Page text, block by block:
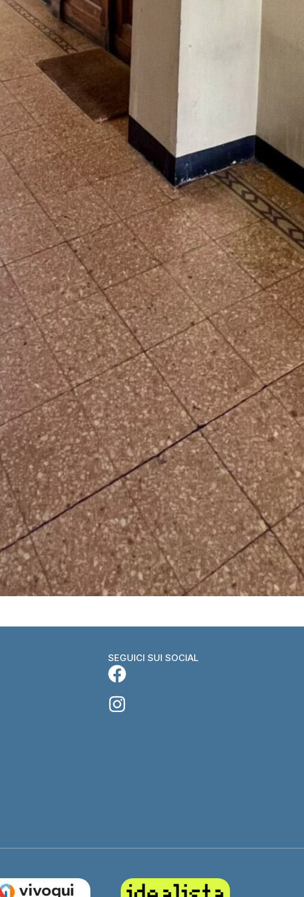
SEGUICI SUI SOCIAL